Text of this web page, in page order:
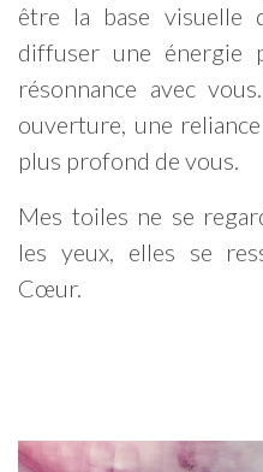
être la base visuelle
diffuser une énergie
résonnance avec
ouverture, une
plus profond de vous.
Mes toiles ne se
les yeux, elles se
Cœur.